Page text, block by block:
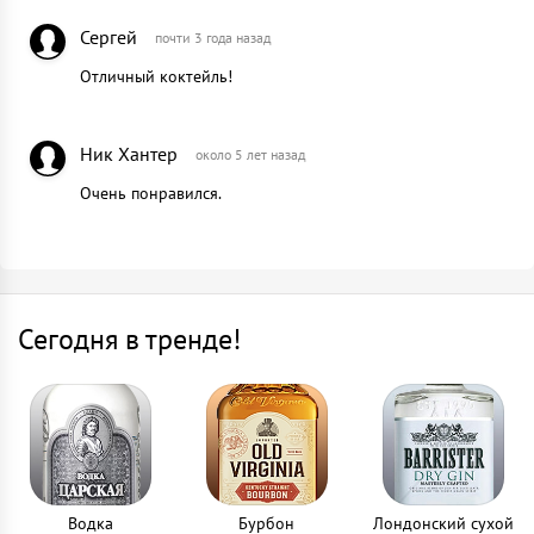
Сергей почти 3 года назад
Отличный коктейль!
Ник Хантер около 5 лет назад
Очень понравился.
Сегодня в тренде!
Водка Бурбон
Лондонский сухой